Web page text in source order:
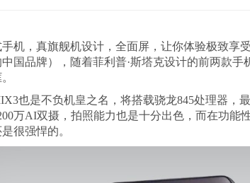
机，真旗舰机设计，全面屏，让你体验极致享
国品牌），随着菲利普·斯塔克设计的前两款
也是不负机皇之名，将搭载骁龙845处理器，
万AI双摄，拍照能力也是十分出色，而在功
很强悍的。